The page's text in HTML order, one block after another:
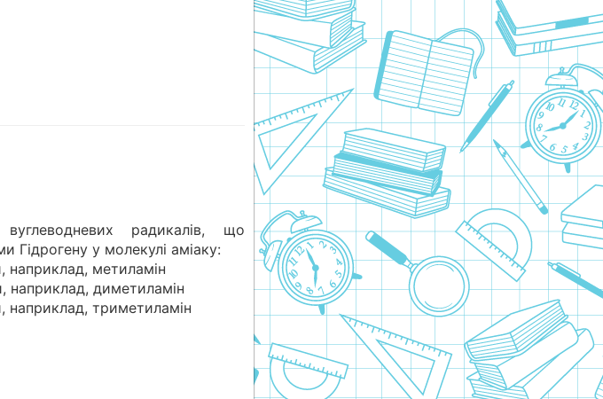
радикалів, що
Гідрогену у молекулі аміаку:
наприклад, метиламін
наприклад, диметиламін
наприклад, триметиламін